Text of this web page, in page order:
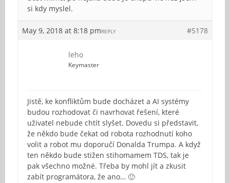
si kdy myslel.
May 9, 2018 at 8:18 pm #5178
REPLY
leho
Keymaster
Jistě, ke konfliktům bude docházet a AI systémy
budou rozhodovat či navrhovat řešení, které
uživatel nebude chtít slyšet. Dovedu si představit,
že někdo bude čekat od robota rozhodnutí koho
volit a robot mu doporučí Donalda Trumpa. A když
ten někdo bude stižen stihomamem TDS, tak je
pak všechno možné. Třeba by mohl jít a zkusit
zabít programátora, že ano… 🙂